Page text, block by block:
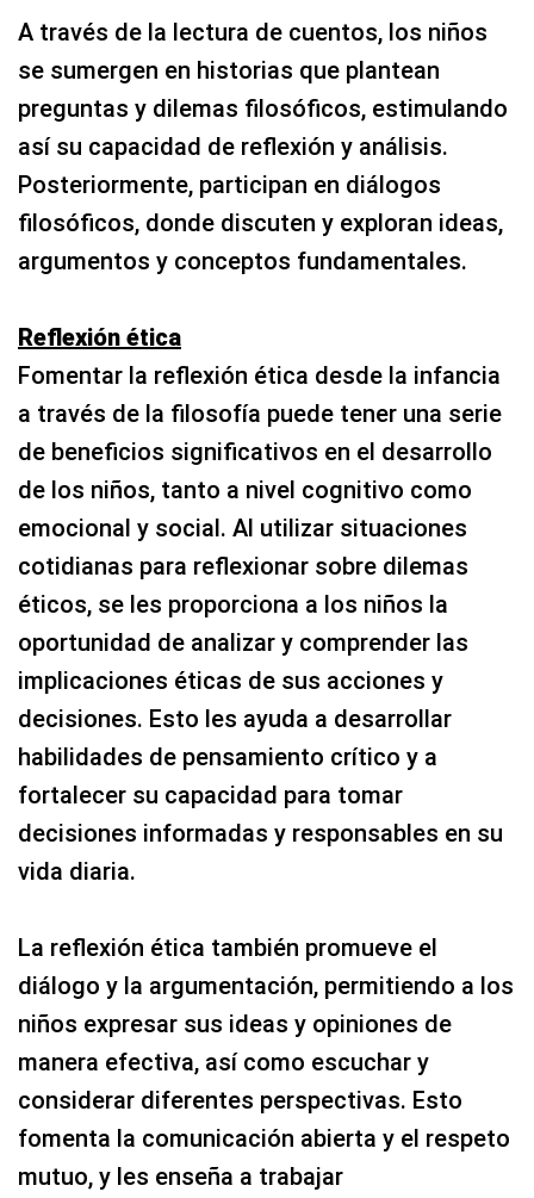
A través de la lectura de cuentos, los niños
se sumergen en historias que plantean
preguntas y dilemas filosóficos, estimulando
así su capacidad de reflexión y análisis.
Posteriormente, participan en diálogos
filosóficos, donde discuten y exploran ideas,
argumentos y conceptos fundamentales.
Reflexión ética
Fomentar la reflexión ética desde la infancia
a través de la filosofía puede tener una serie
de beneficios significativos en el desarrollo
de los niños, tanto a nivel cognitivo como
emocional y social. Al utilizar situaciones
cotidianas para reflexionar sobre dilemas
éticos, se les proporciona a los niños la
oportunidad de analizar y comprender las
implicaciones éticas de sus acciones y
decisiones. Esto les ayuda a desarrollar
habilidades de pensamiento crítico y a
fortalecer su capacidad para tomar
decisiones informadas y responsables en su
vida diaria.
La reflexión ética también promueve el
diálogo y la argumentación, permitiendo a los
niños expresar sus ideas y opiniones de
manera efectiva, así como escuchar y
considerar diferentes perspectivas. Esto
fomenta la comunicación abierta y el respeto
mutuo, y les enseña a trabajar